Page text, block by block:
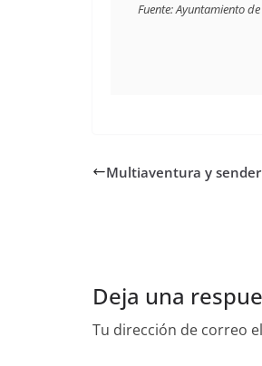
Fuente: Ayuntamiento
Multiaventura y
Deja una
Tu dirección de correo